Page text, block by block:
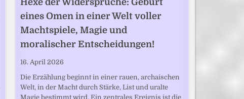
eines Omen in einer Welt voller
Machtspiele, Magie und
moralischer Entscheidungen!
16. April 2026
Die Erzählung beginnt in einer rauen, archaischen
Welt, in der Macht durch Stärke, List und uralte
Magie bestimmt wird. Ein zentrales Ereignis ist die